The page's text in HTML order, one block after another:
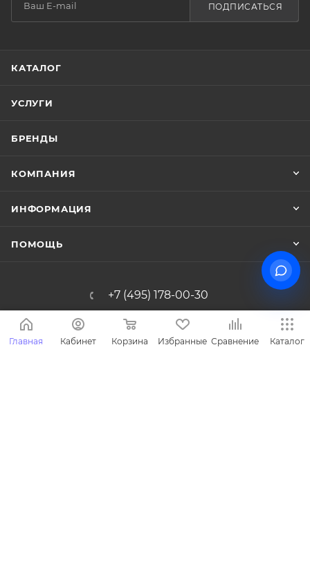
ПОДПИСАТЬСЯ
КАТАЛОГ
УСЛУГИ
БРЕНДЫ
КОМПАНИЯ
ИНФОРМАЦИЯ
ПОМОЩЬ
+7 (495) 178-00-30
Info@miasinopt.ru
Москва, Огородный пр., 16/1с4, оф.
Главная Кабинет Корзина Избранные Сравнение Каталог